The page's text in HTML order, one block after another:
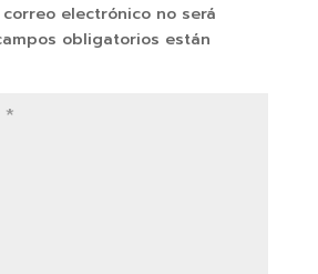
electrónico no será
obligatorios están